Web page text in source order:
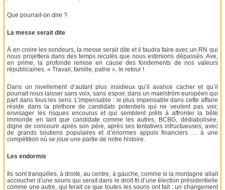
Que pourrait-on dire ?
La messe serait dite
À en croire les sondeurs, la messe serait dite et il faudra faire avec un RN qui
nous projettera dans des temps reculés que nous estimions dépassés. Ave,
en prime, la profonde remise en cause des fondements de nos valeurs
républicaines. « Travail, famille, patrie », le retour !
Dans un nivellement d’autant plus insidieux qu’il avance cacher et qu’il
pourrait nous laisser sans voix, sans espoir, dans un maelström européen qui
part dans tous les sens. L’impensable : le plus impensable dans cette affaire
réside dans la pléthore de candidats potentiels qui ne veulent pas voir,
envisager les risques encourus et qui semblent prêts à affronter la bête
immonde en tant que candidate comme les autres, BCBG, dédiabolisée,
digne de concourir après son père, après ses tentatives infructueuses, avec
de grands soutiens populaires et d’énormes appuis financiers … à une
compétition où se joue une partie de notre histoire.
Les endormis
Ils sont tranquilles, à droite, au centre, à gauche, comme si la montagne allait
accoucher d’une souris qui serait dans le droit fil d’une élection présidentielle
comme une autre, qui ferait ce que toutes les souris ont fait : un changement